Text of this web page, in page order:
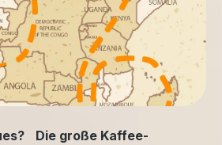
Die große Kaffee-